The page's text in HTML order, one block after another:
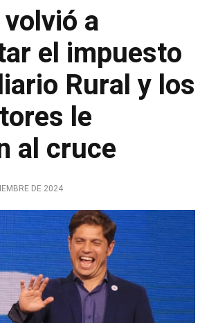
a
el impuesto
Rural y los
le
al cruce
DE 2024